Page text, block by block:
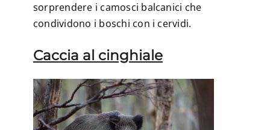
sorprendere i camosci balcanici che
condividono i boschi con i cervidi.
Caccia al cinghiale